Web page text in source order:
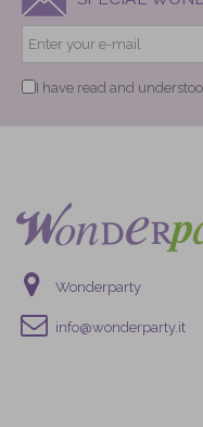
I have read and
Wonderparty
info@wonderparty.it